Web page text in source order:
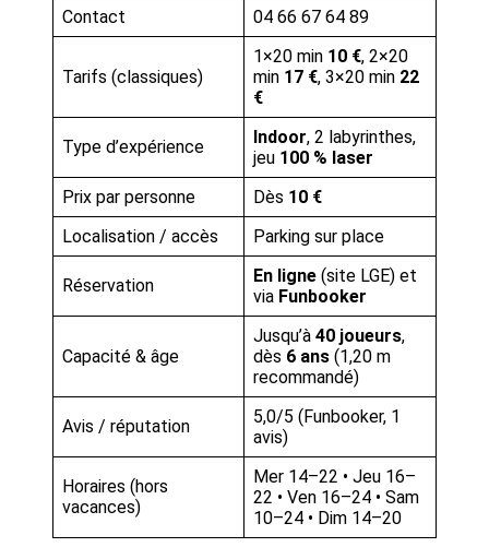
Contact
04 66 67 64 89
Tarifs (classiques)
1×20 min 10 €, 2×20
min 17 €, 3×20 min 22
€
Type d’expérience Indoor, 2 labyrinthes,
jeu 100 % laser
Prix par personne
Dès 10 €
Localisation / accès
Parking sur place
Réservation En ligne (site LGE) et
via Funbooker
Capacité & âge
Jusqu’à 40 joueurs,
dès 6 ans (1,20 m
recommandé)
Avis / réputation
5,0/5 (Funbooker, 1
avis)
Horaires (hors
vacances)
Mer 14–22 • Jeu 16–
22 • Ven 16–24 • Sam
10–24 • Dim 14–20